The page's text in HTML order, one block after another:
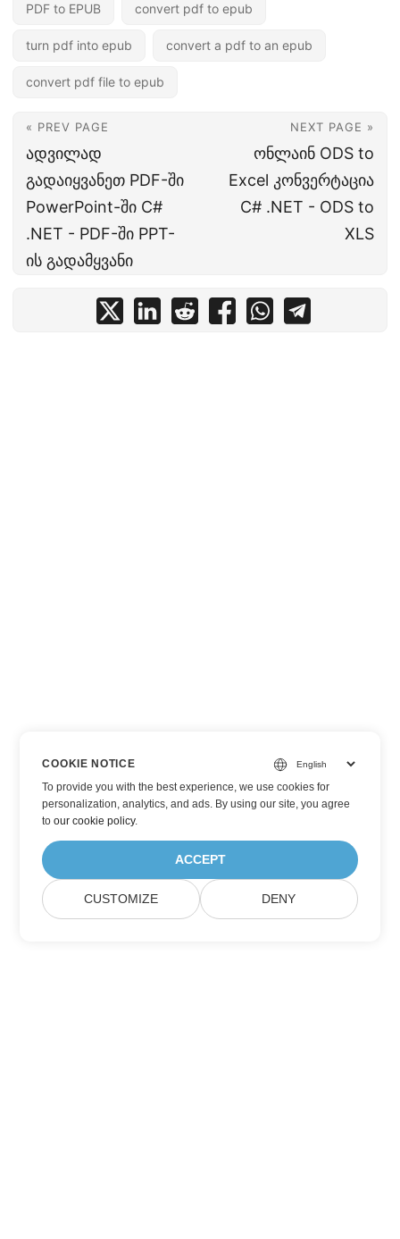
PDF to EPUB convert pdf to epub
turn pdf into epub convert a pdf to an epub
convert pdf file to epub
« PREV PAGE
ადვილად
გადაიყვანეთ PDF-ში
PowerPoint-ში C#
.NET - PDF-ში PPT-
ის გადამყვანი
NEXT PAGE »
ონლაინ ODS to
Excel კონვერტაცია
C# .NET - ODS to
XLS
COOKIE NOTICE
To provide you with the best experience, we use cookies for
personalization, analytics, and ads. By using our site, you agree
toour cookie policy.
ACCEPT
CUSTOMIZE DENY